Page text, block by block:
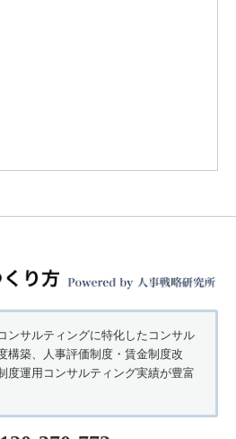
ンサルティングに特化したコンサル
構築、人事評価制度・賃金制度改
度運用コンサルティング実績が豊富